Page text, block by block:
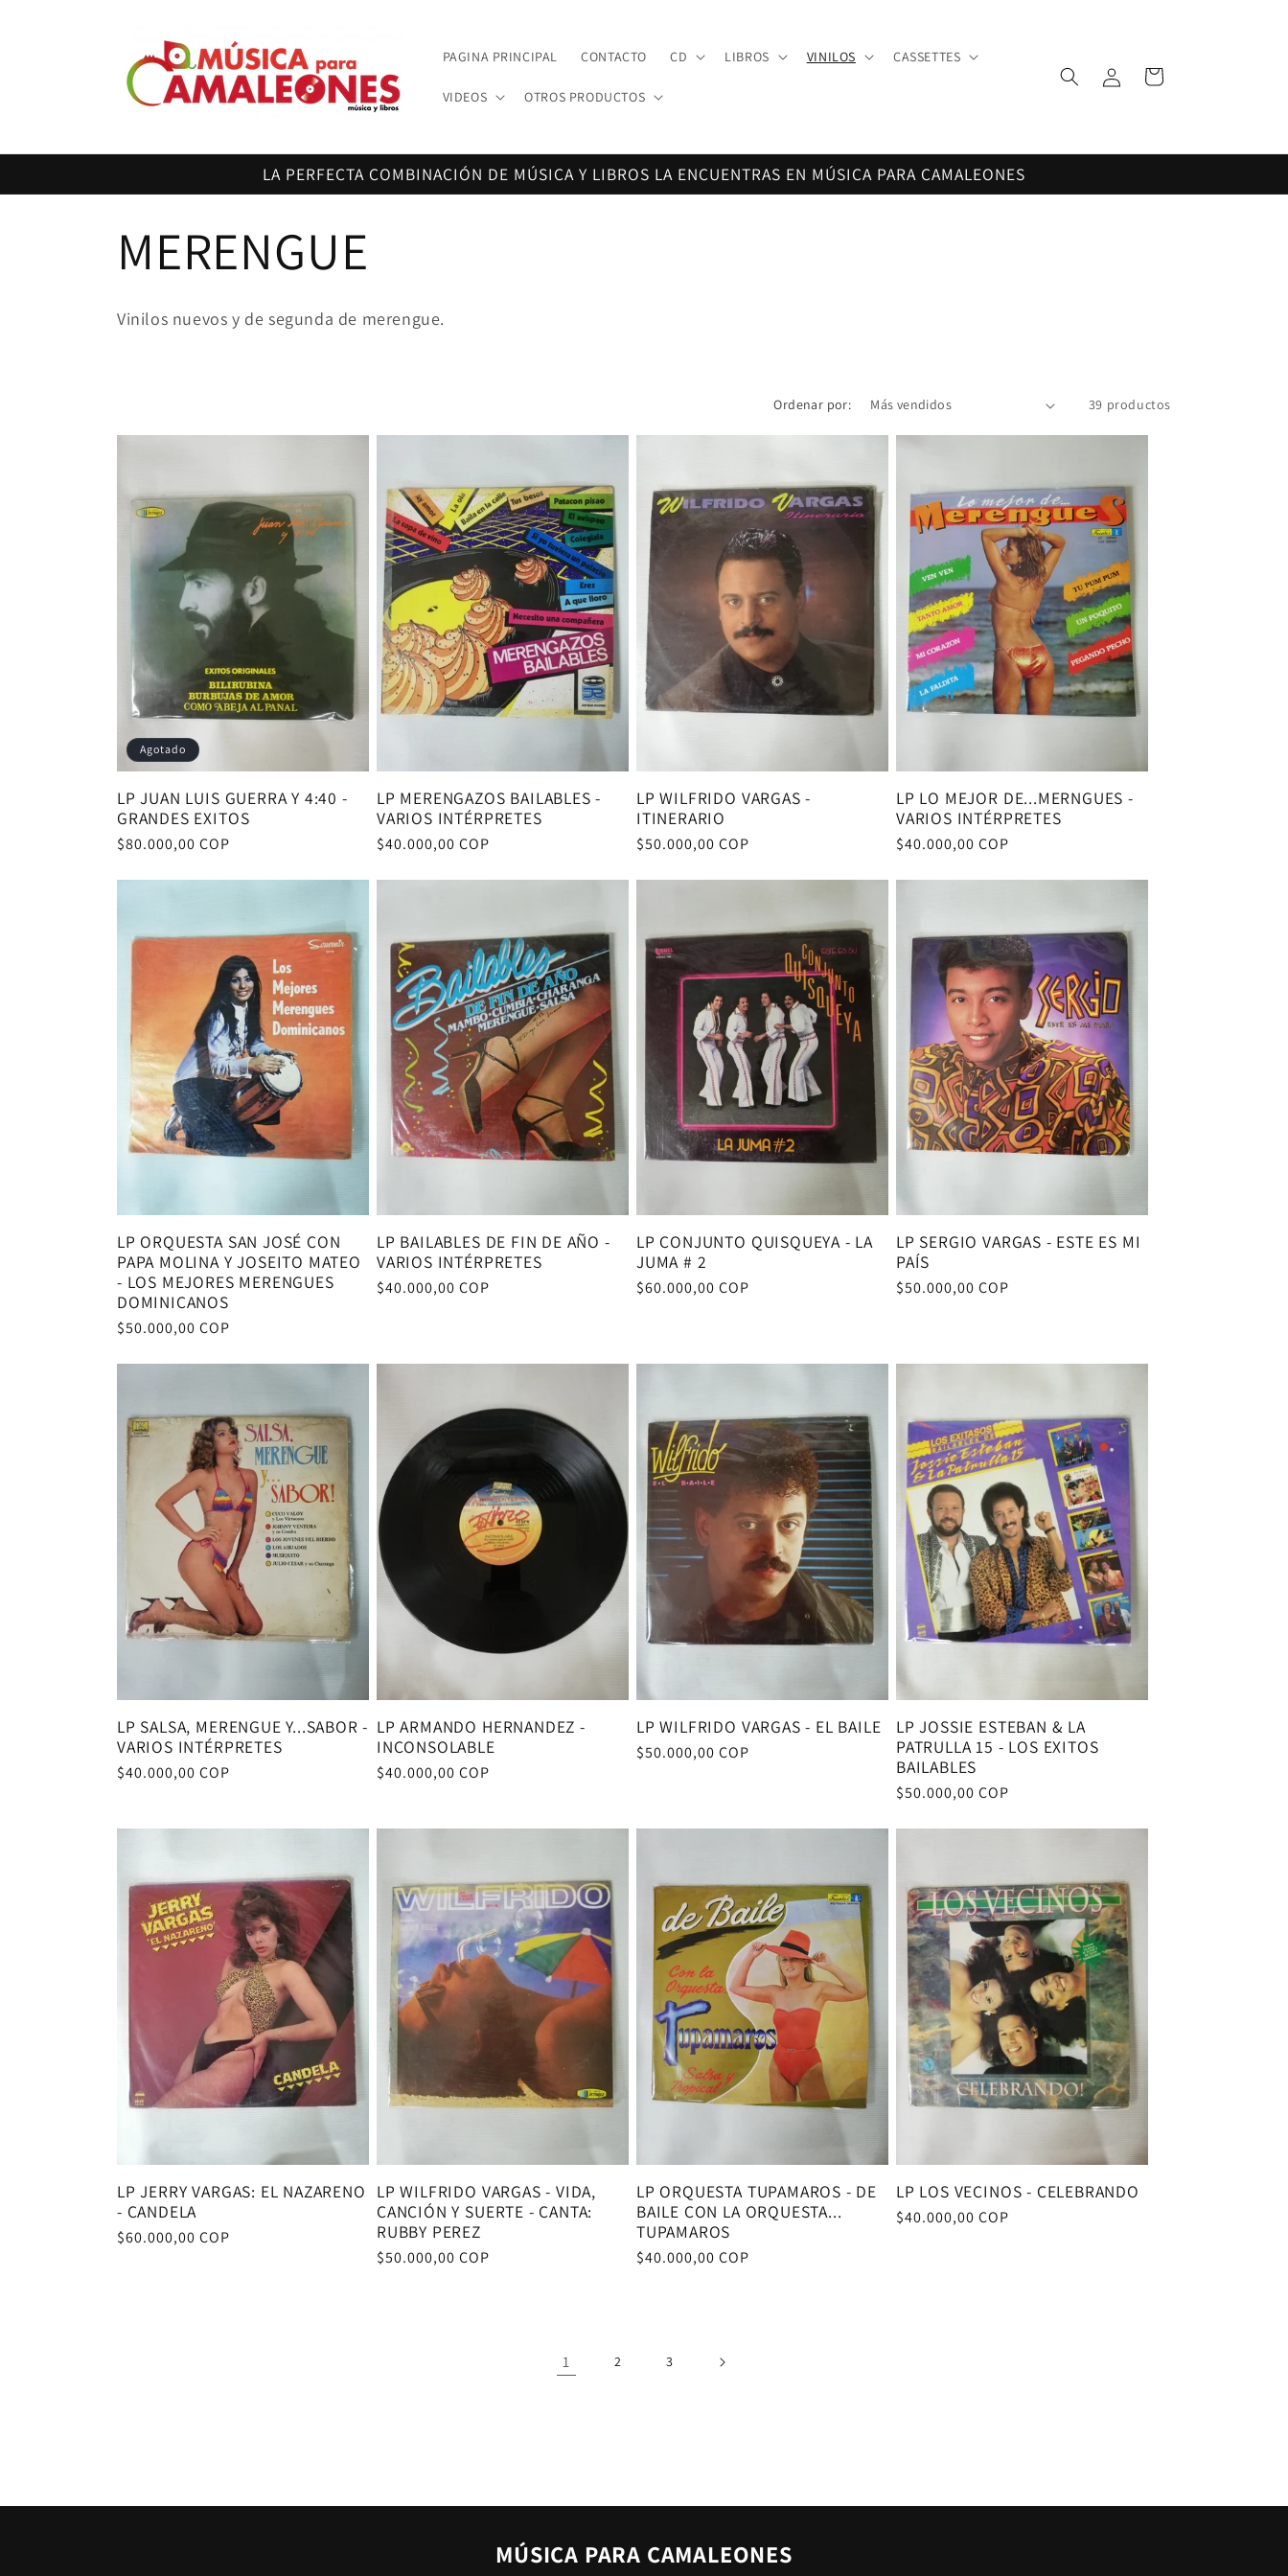
PAGINA PRINCIPAL CONTACTO CD LIBROS VINILOS CASSETTES
VIDEOS OTROS PRODUCTOS
sesión
Carrito
LA PERFECTA COMBINACIÓN DE MÚSICA Y LIBROS LA ENCUENTRAS EN MÚSICA PARA CAMALEONES
C
o
e
c
c
ó
n
:
MERENGUE
Vinilos nuevos y de segunda de merengue.
Ordenar por: 39 productos
Agotado
LP JUAN LUIS GUERRA Y 4:40 -
GRANDES EXITOS
Precio
$80.000,00 COP
LP MERENGAZOS BAILABLES -
VARIOS INTÉRPRETES
Precio
$40.000,00 COP
LP WILFRIDO VARGAS -
ITINERARIO
Precio
$50.000,00 COP
LP LO MEJOR DE...MERNGUES -
VARIOS INTÉRPRETES
Precio
$40.000,00 COP
LP ORQUESTA SAN JOSÉ CON
PAPA MOLINA Y JOSEITO MATEO
- LOS MEJORES MERENGUES
DOMINICANOS
Precio
$50.000,00 COP
LP BAILABLES DE FIN DE AÑO -
VARIOS INTÉRPRETES
Precio
$40.000,00 COP
LP CONJUNTO QUISQUEYA - LA
JUMA # 2
Precio
$60.000,00 COP
LP SERGIO VARGAS - ESTE ES MI
PAÍS
Precio
$50.000,00 COP
LP SALSA, MERENGUE Y...SABOR -
VARIOS INTÉRPRETES
Precio
$40.000,00 COP
LP ARMANDO HERNANDEZ -
INCONSOLABLE
Precio
$40.000,00 COP
LP WILFRIDO VARGAS - EL BAILE
Precio
$50.000,00 COP
LP JOSSIE ESTEBAN & LA
PATRULLA 15 - LOS EXITOS
BAILABLES
Precio
$50.000,00 COP
LP JERRY VARGAS: EL NAZARENO
- CANDELA
Precio
$60.000,00 COP
LP WILFRIDO VARGAS - VIDA,
CANCIÓN Y SUERTE - CANTA:
RUBBY PEREZ
Precio
$50.000,00 COP
LP ORQUESTA TUPAMAROS - DE
BAILE CON LA ORQUESTA...
TUPAMAROS
Precio
$40.000,00 COP
LP LOS VECINOS - CELEBRANDO
Precio
$40.000,00 COP
1 2 3
MÚSICA PARA CAMALEONES